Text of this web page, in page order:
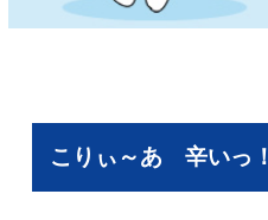
こりぃ～あ 辛いっ！